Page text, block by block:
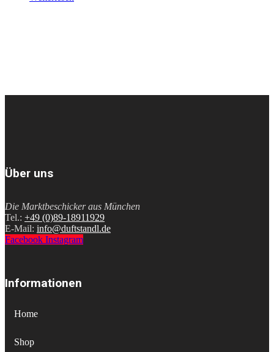
Über uns
Die Marktbeschicker aus München
Tel.: +49 (0)89-18911929
E-Mail: info@duftstandl.de
Facebook Instagram
Informationen
Home
Shop